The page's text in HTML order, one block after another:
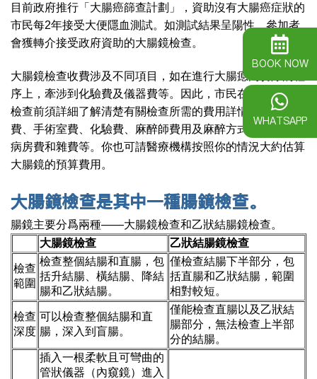
目前政府推行「大腸癌篩查計劃」，資助沒有大腸癌症狀的
市民每2年接受大便隱血測試。如測試結果呈陽性，參加者
會獲轉介接受政府資助的大腸鏡檢查。
大腸鏡檢查收費涉及不同項目，如在進行大腸瘜肉切除的程
序上，牽涉到化驗費及儀器費等。因此，市民在進行大腸鏡
檢查前須詳細了解清楚有關檢查所需的費用詳情，包括醫生
費、手術室費、化驗費、麻醉師費用及麻醉方式、儀器費、
病房費和雜費等。你也可請醫療機構按照你的情況大約估算
大腸鏡的預算費用。
大腸鏡檢查是其中一種腸鏡檢查。
腸鏡主要分爲兩種——大腸鏡檢查和乙狀結腸鏡檢查。
大腸鏡檢查
乙狀結腸鏡檢查
檢查
範圍
檢查整個結腸和直腸，包
括升結腸、橫結腸、降結
腸和乙狀結腸。
僅檢查結腸下半部分，包
括直腸和乙狀結腸，範圍
相對較短。
檢查
深度
可以檢查整個結腸和直
腸，深入到盲腸。
僅能檢查直腸以及乙狀結
腸部分，無法檢查上半部
分的結腸。
插入一根柔軟且可彎曲的
管狀儀器（內窺鏡）進入
BOOK NOW
WHATSAPP